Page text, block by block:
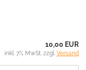
10,00 EUR
inkl. 7% MwSt. zzgl. Versand